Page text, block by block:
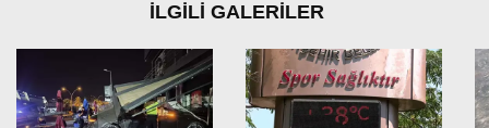
İLGİLİ GALERİLER